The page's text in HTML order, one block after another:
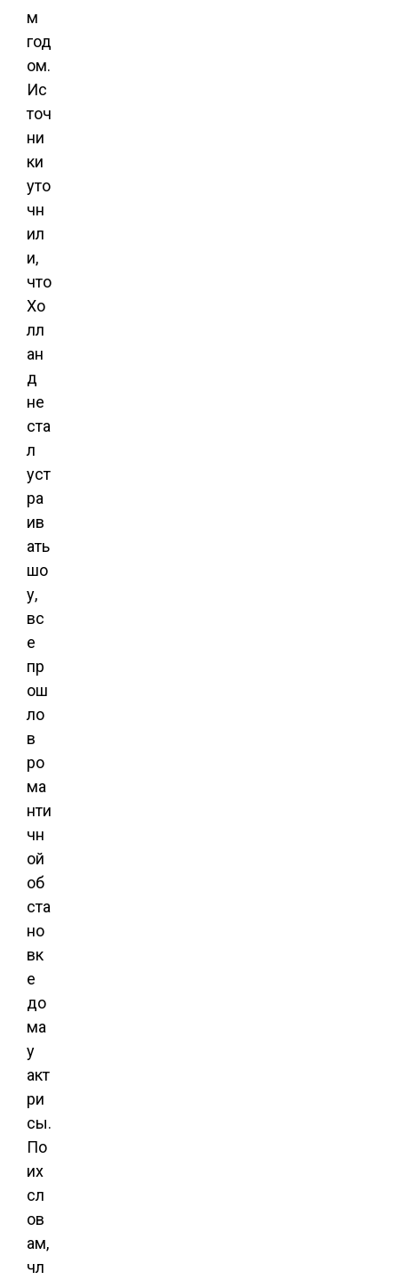
м
год
ом.
Ис
точ
ни
ки
уто
чн
ил
и,
что
Хо
лл
ан
д
не
ста
л
уст
ра
ив
ать
шо
у,
вс
е
пр
ош
ло
в
ро
ма
нти
чн
ой
об
ста
но
вк
е
до
ма
у
акт
ри
сы.
По
их
сл
ов
ам,
чл